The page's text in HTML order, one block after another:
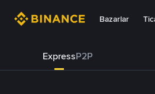
Bazarlar
ExpressP2P